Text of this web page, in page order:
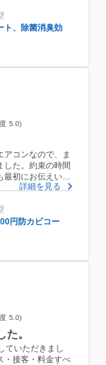
える方でした。
ト、除菌消臭効
5.0
コンなので、ま
した。約束の時間
最初にお伝えいた
題ありませんでし
詳細を見る
円防カビコー
5.0
。
ていただきまし
・接客・料金すべ